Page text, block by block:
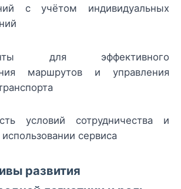
с учётом индивидуальных
для эффективного
маршрутов и управления
условий сотрудничества и
использовании сервиса
развития